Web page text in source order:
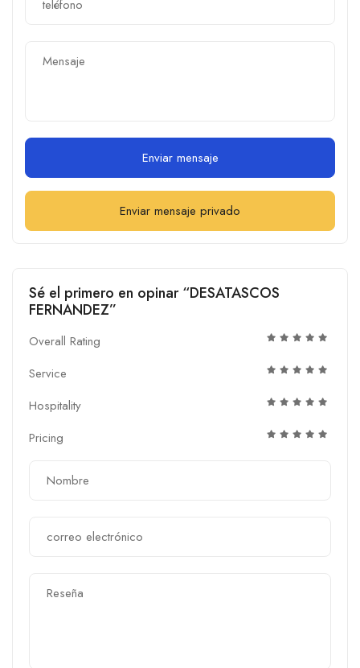
Enviar mensaje
Enviar mensaje privado
Sé el primero en opinar “DESATASCOS
FERNANDEZ”
Overall Rating
Service
Hospitality
Pricing